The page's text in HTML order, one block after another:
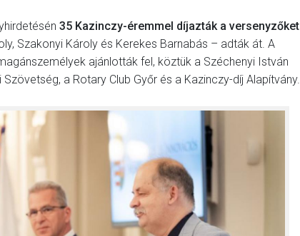
35 Kazinczy-éremmel díjazták a versenyzőket
Szakonyi Károly és Kerekes Barnabás – adták át. A
ajánlották fel, köztük a Széchenyi István
a Rotary Club Győr és a Kazinczy-díj Alapítvány.